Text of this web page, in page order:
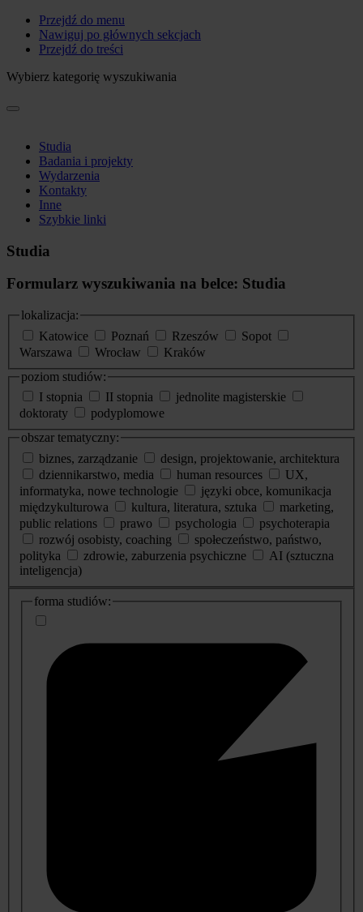
Przejdź do menu
Nawiguj po głównych sekcjach
Przejdź do treści
Wybierz kategorię wyszukiwania
Studia
Badania i projekty
Wydarzenia
Kontakty
Inne
Szybkie linki
Studia
Formularz wyszukiwania na belce: Studia
lokalizacja:
Katowice
Poznań Rzeszów
Sopot
Warszawa
Wrocław
Kraków
poziom studiów:
I stopnia
II stopnia
jednolite magisterskie
doktoraty
podyplomowe
obszar tematyczny:
biznes, zarządzanie
design, projektowanie, architektura
dziennikarstwo, media
human resources
UX,
informatyka, nowe technologie
języki obce, komunikacja
międzykulturowa
kultura, literatura, sztuka
marketing,
public relations
prawo psychologia
psychoterapia
rozwój osobisty, coaching
społeczeństwo, państwo,
polityka
zdrowie, zaburzenia psychiczne
AI (sztuczna
inteligencja)
dodatkowe
informacje
forma studiów: